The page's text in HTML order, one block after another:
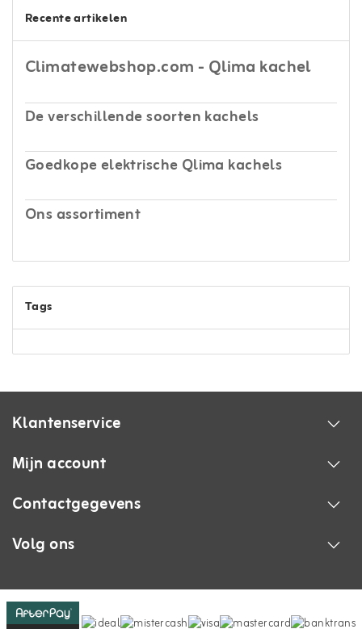
Recente artikelen
Climatewebshop.com - Qlima kachel
De verschillende soorten kachels
Goedkope elektrische Qlima kachels
Ons assortiment
Tags
Klantenservice
Mijn account
Contactgegevens
Volg ons